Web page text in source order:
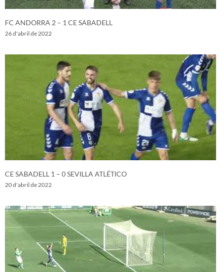
FC ANDORRA 2 – 1 CE SABADELL
26 d'abril de 2022
CE SABADELL 1 – 0 SEVILLA ATLÉTICO
20 d'abril de 2022